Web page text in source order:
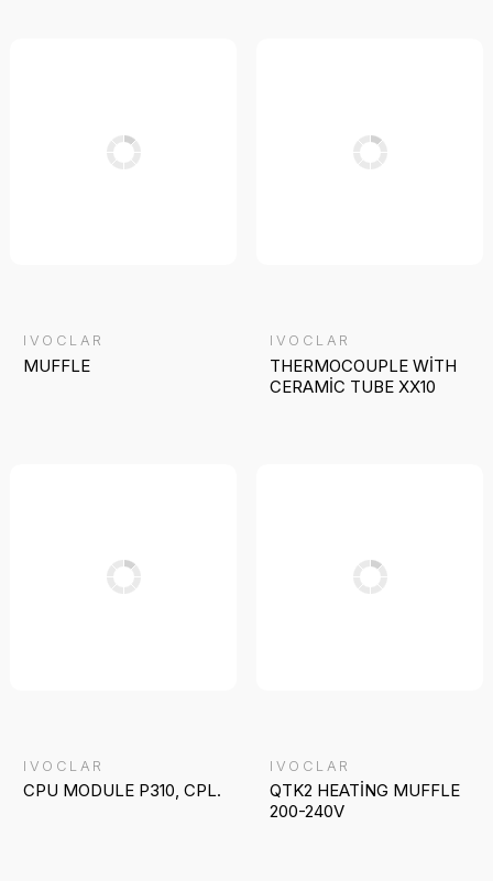
IVOCLAR
MUFFLE
IVOCLAR
THERMOCOUPLE WİTH
CERAMİC TUBE XX10
IVOCLAR
CPU MODULE P310, CPL.
IVOCLAR
QTK2 HEATİNG MUFFLE
200-240V